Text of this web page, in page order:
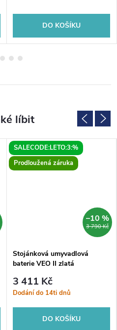
DO KOŠÍKU
SALECODE:LETO:3:%
Prodloužená záruka
3 790 Kč
–10 %
Stojánková umyvadlová
baterie VEO II zlatá
3 411 Kč
Dodání do 14ti dnů
DO KOŠÍKU